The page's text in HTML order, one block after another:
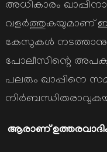
അധികാരം
വളർത്തുകയുമാണ്
കേസുകൾ
പോലീസിന്റെ
പലരും ഖാപ്പിനെ
ആരാണ്